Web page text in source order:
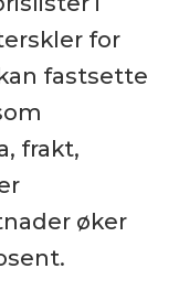
for
fastsette
frakt,
øker